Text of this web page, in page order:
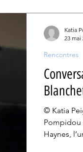
© Katia Peignois Du 10 au 29
Pompidou
Haynes,
Rencontres
Katia
23 mai